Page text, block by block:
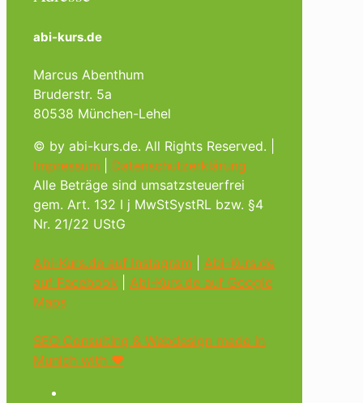
abi-kurs.de
Marcus Abenthum
Bruderstr. 5a
80538 München-Lehel
© by abi-kurs.de. All Rights Reserved. |
Impressum
Datenschutzerklärung
Alle Beträge sind umsatzsteuerfrei
gem. Art. 132 I j MwStSystRL bzw. §4
Nr. 21/22 UStG
Abi-Kurs.de auf Instagram
Abi-Kurs.de
auf Facebook
Abi-Kurs.de auf Google
Maps
SEO Consulting & Webdesign made in
Munich with ♥︎